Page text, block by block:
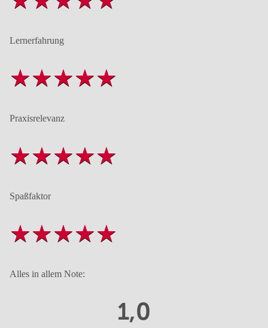
Lernerfahrung
Praxisrelevanz
Spaßfaktor
Alles in allem Note:
1,0